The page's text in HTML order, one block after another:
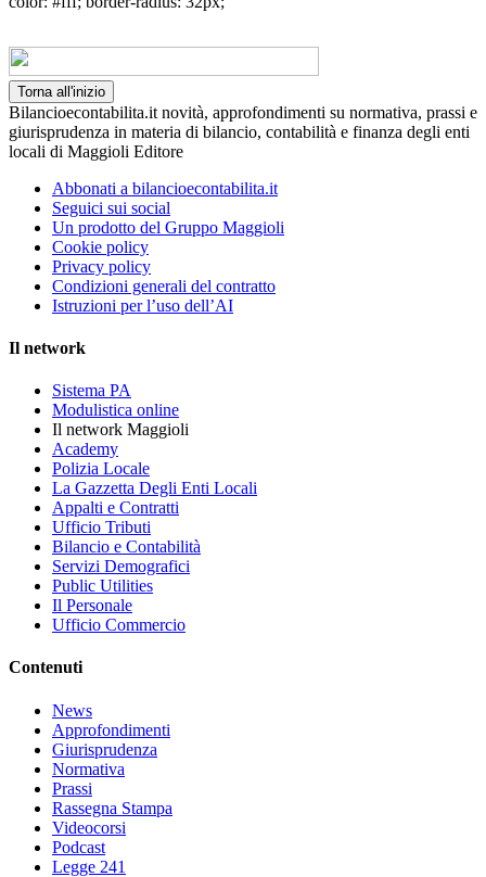
Torna all'inizio
Bilancioecontabilita.it novità, approfondimenti su normativa, prassi e
giurisprudenza in materia di bilancio, contabilità e finanza degli enti
locali di Maggioli Editore
Abbonati a bilancioecontabilita.it
Seguici sui social
Un prodotto del Gruppo Maggioli
Cookie policy
Privacy policy
Condizioni generali del contratto
Istruzioni per l’uso dell’AI
Il network
Sistema PA
Modulistica online
Il network Maggioli
Academy
Polizia Locale
La Gazzetta Degli Enti Locali
Appalti e Contratti
Ufficio Tributi
Bilancio e Contabilità
Servizi Demografici
Public Utilities
Il Personale
Ufficio Commercio
Contenuti
News
Approfondimenti
Giurisprudenza
Normativa
Prassi
Rassegna Stampa
Videocorsi
Podcast
Legge 241